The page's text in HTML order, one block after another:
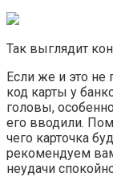
Так выглядит
Если же и это не
код карты у
головы,
его вводили.
чего карточка
рекомендуем
неудачи